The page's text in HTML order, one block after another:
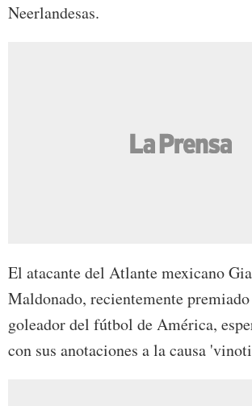
Neerlandesas.
El atacante del Atlante mexicano
Maldonado, recientemente
goleador del fútbol de América,
con sus anotaciones a la causa